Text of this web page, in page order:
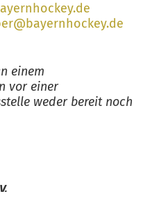
einem
vor einer
weder bereit noch